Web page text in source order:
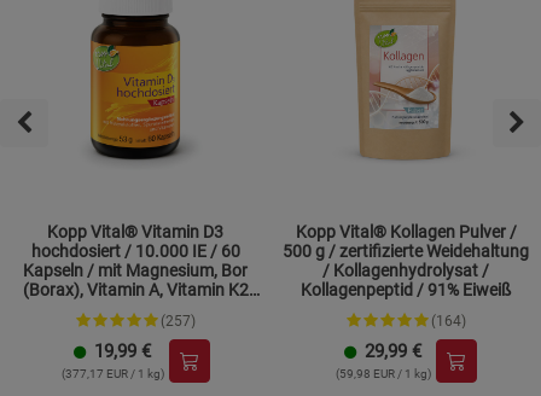
Kopp Vital® Vitamin D3
hochdosiert / 10.000 IE / 60
Kapseln / mit Magnesium, Bor
(Borax), Vitamin A, Vitamin K2
und Zink
(257)
19,99 €
(377,17 EUR / 1 kg)
Kopp Vital® Kollagen Pulver /
500 g / zertifizierte Weidehaltung
/ Kollagenhydrolysat /
Kollagenpeptid / 91% Eiweiß
(164)
29,99 €
(59,98 EUR / 1 kg)